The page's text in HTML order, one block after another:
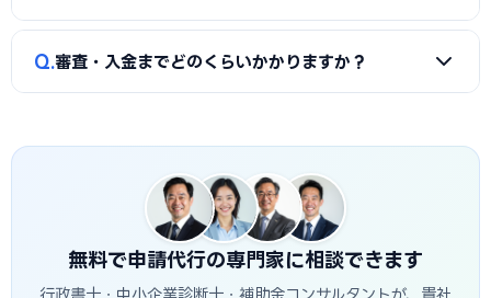
宮市の地域特性や自社の強みを盛り込んだ計画書ほど高く評
価されます。申請代行はこの作り込みを専門的に支援します。
A
補助金は原則「後払い（精算払い）」です。採択後にいっ
Q 審査・入金までどのくらいかかりますか？
決定・事業実施・実績報告を経て入金されるため、申請から
入金まで半年〜1年程度かかるのが一般的です。宇都宮市独自
の補助金は予算上限に達し次第終了する場合があるため、早
めの相談・申請が有利です。
無料で申請代行の専門家に相談できます
行政書士・中小企業診断士・補助金コンサルタントが、貴社